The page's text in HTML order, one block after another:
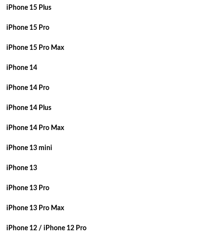
iPhone 15 Plus
iPhone 15 Pro
iPhone 15 Pro Max
iPhone 14
iPhone 14 Pro
iPhone 14 Plus
iPhone 14 Pro Max
iPhone 13 mini
iPhone 13
iPhone 13 Pro
iPhone 13 Pro Max
iPhone 12 / iPhone 12 Pro